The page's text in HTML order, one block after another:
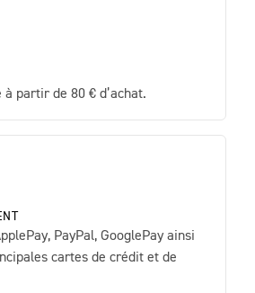
partir de 80 € d’achat.
PayPal, GooglePay ainsi
cartes de crédit et de